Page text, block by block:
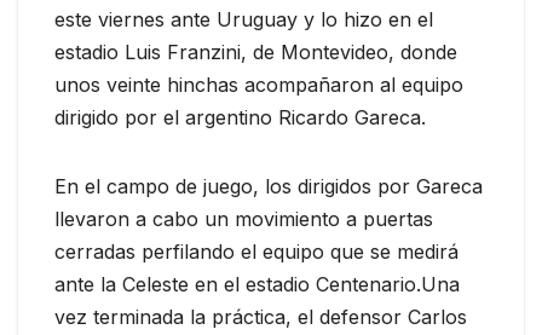
este viernes ante Uruguay y lo hizo en el
estadio Luis Franzini, de Montevideo, donde
unos veinte hinchas acompañaron al equipo
dirigido por el argentino Ricardo Gareca.
En el campo de juego, los dirigidos por Gareca
llevaron a cabo un movimiento a puertas
cerradas perfilando el equipo que se medirá
ante la Celeste en el estadio Centenario.Una
vez terminada la práctica, el defensor Carlos